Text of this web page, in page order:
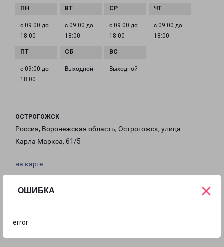
ОШИБКА
error
×
с 09:00 до
18:00
с 09:00 до
18:00
с 09:00 до
18:00
с 09:00 до
18:00
с 09:00 до
18:00
Выходной Выходной
ОСТРОГОЖСК
Россия, Воронежская область, Острогожск, улица
Карла Маркса, 61/5
на карте